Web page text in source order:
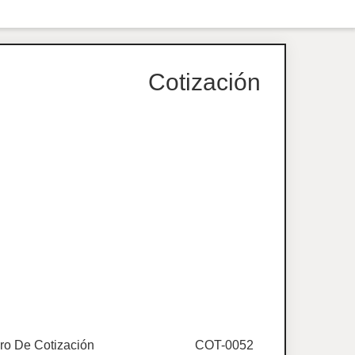
Cotización
De Cotización COT-0052